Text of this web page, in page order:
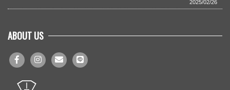
2025/02/26
ABOUT US